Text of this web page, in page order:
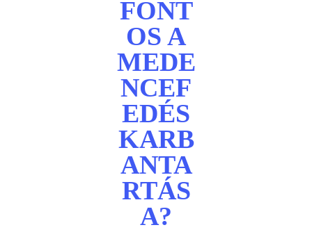
FONT
OS A
MEDE
NCEF
EDÉS
KARB
ANTA
RTÁS
A?